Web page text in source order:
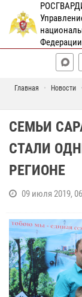
Главная Новости
СЕМЬИ
СТАЛИ
РЕГИОНЕ
09 июля 2019,